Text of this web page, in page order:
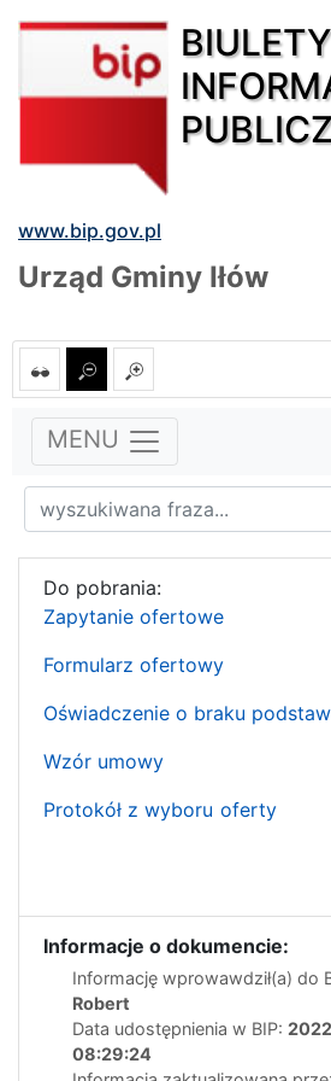
www.bip.gov.pl
Urząd Gminy Iłów
MENU
Do pobrania:
Zapytanie ofertowe
Formularz ofertowy
Oświadczenie o braku
Wzór umowy
Protokół z wyboru oferty
Informacje o dokumencie:
Informację wprowawdził(a) do
Robert
Data udostępnienia w BIP:
08:29:24